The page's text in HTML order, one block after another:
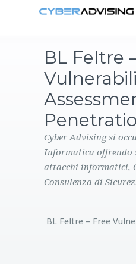
PRODOTTI
CONTATTI
BL Feltre
Cyber Advising si
Informatica offrendo
attacchi informatici,
Consulenza di
BL Feltre – Free